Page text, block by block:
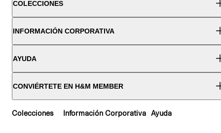
COLECCIONES
INFORMACIÓN CORPORATIVA
AYUDA
CONVIÉRTETE EN H&M MEMBER
Colecciones Información Corporativa Ayuda